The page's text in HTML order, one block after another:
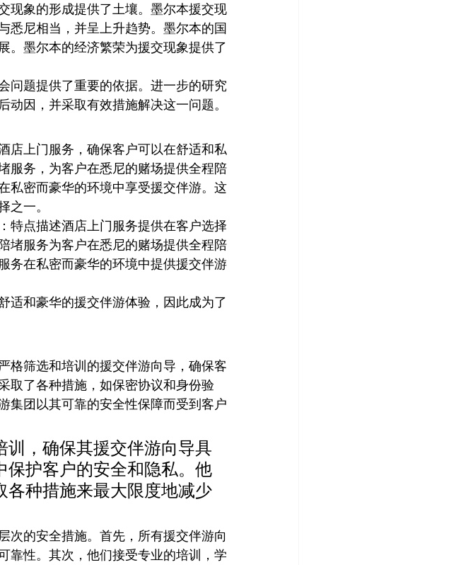
现象的形成提供了土壤。墨尔本援交现
悉尼相当，并呈上升趋势。墨尔本的国
。墨尔本的经济繁荣为援交现象提供了
问题提供了重要的依据。进一步的研究
因，并采取有效措施解决这一问题。
店上门服务，确保客户可以在舒适和私
服务，为客户在悉尼的赌场提供全程陪
私密而豪华的环境中享受援交伴游。这
之一。
特点描述酒店上门服务提供在客户选择
堵服务为客户在悉尼的赌场提供全程陪
务在私密而豪华的环境中提供援交伴游
适和豪华的援交伴游体验，因此成为了
格筛选和培训的援交伴游向导，确保客
取了各种措施，如保密协议和身份验
集团以其可靠的安全性保障而受到客户
，确保其援交伴游向导具
保护客户的安全和隐私。他
各种措施来最大限度地减少
次的安全措施。首先，所有援交伴游向
靠性。其次，他们接受专业的培训，学